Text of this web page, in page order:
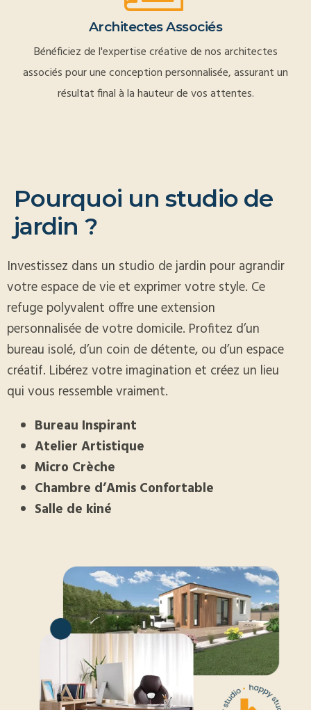
Architectes Associés
Bénéficiez de l'expertise créative de nos architectes
associés pour une conception personnalisée, assurant un
résultat final à la hauteur de vos attentes.
Pourquoi un studio de
jardin ?
Investissez dans un studio de jardin pour agrandir
votre espace de vie et exprimer votre style. Ce
refuge polyvalent offre une extension
personnalisée de votre domicile. Profitez d’un
bureau isolé, d’un coin de détente, ou d’un espace
créatif. Libérez votre imagination et créez un lieu
qui vous ressemble vraiment.
Bureau Inspirant
Atelier Artistique
Micro Crèche
Chambre d’Amis Confortable
Salle de kiné